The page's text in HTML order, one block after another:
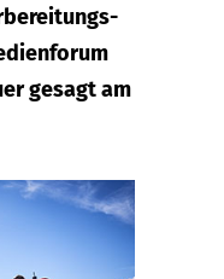
gesagt am